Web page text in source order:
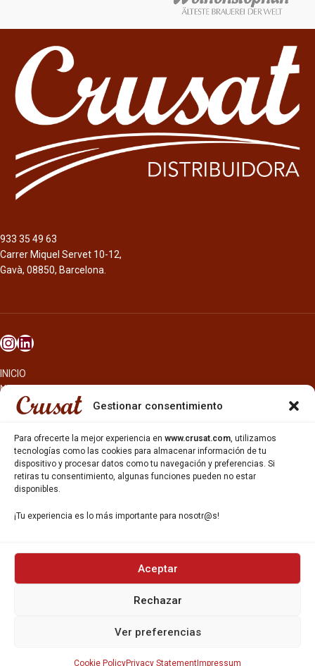
Gestionar consentimiento
Para ofrecerte la mejor experiencia en www.crusat.com, utilizamos
tecnologías como las cookies para almacenar información de tu
dispositivo y procesar datos como tu navegación y preferencias. Si
retiras tu consentimiento, algunas funciones pueden no estar
disponibles.
¡Tu experiencia es lo más importante para nosotr@s!
Aceptar
Rechazar
Ver preferencias
Cookie PolicyPrivacy Statement Impressum
933 35 49 63
Carrer Miquel Servet 10-12,
Gavà, 08850, Barcelona.
INICIO
NOSOTROS
CERVEZAS
OTROS PRODUCTOS
REPARTO EN BARCELONA
HOSTELERÍA Y PEQUEÑA ALIMENTACIÓN
CARTAS DE CERVEZAS Y VINO
CATAS Y FORMACIONES
SERVICIO TÉCNICO
GESTIÓN DE
Política de Privacidad |Aviso Legal|Política de Cookies